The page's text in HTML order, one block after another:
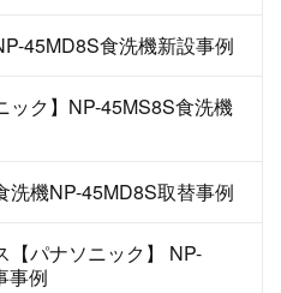
45MD8S食洗機新設事例
ック】NP-45MS8S食洗機
洗機NP-45MD8S取替事例
【パナソニック】 NP-
事例